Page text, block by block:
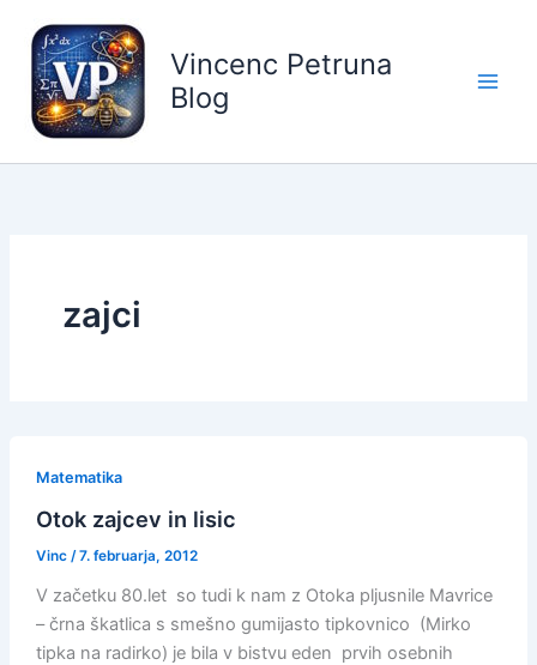
content
Vincenc Petruna
Blog
zajci
Matematika
Otok zajcev in lisic
Vinc /7. februarja, 2012
V začetku 80.let so tudi k nam z Otoka pljusnile Mavrice
– črna škatlica s smešno gumijasto tipkovnico (Mirko
tipka na radirko) je bila v bistvu eden prvih osebnih